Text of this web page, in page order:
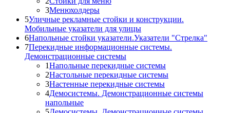
3Менюхолдеры
5Уличные рекламные стойки и конструкции.
Мобильные указатели для улицы
6Напольные стойки указатели.Указатели "Стрелка"
7Перекидные информационные системы.
Демонстрационные системы
1Напольные перекидные системы
2Настольные перекидные системы
3Настенные перекидные системы
4Демосистемы. Демонстрационные системы
напольные